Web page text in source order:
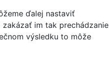
ďalej nastaviť
im tak prechádzanie
výsledku to môže